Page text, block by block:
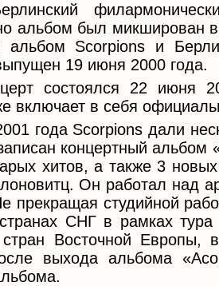
альбом был микширован
альбом Scorpions и
19 июня 2000 года.
состоялся 22 июня
включает в себя
года Scorpions дали
концертный альбом
хитов, а также 3
Он работал над
прекращая студийной
СНГ в рамках
стран Восточной
выхода альбома